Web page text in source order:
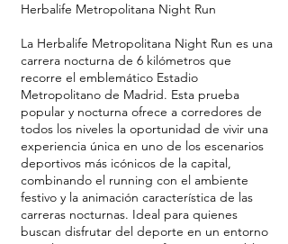
Herbalife Metropolitana Night Run
La Herbalife Metropolitana Night Run es una
carrera nocturna de 6 kilómetros que
recorre el emblemático Estadio
Metropolitano de Madrid. Esta prueba
popular y nocturna ofrece a corredores de
todos los niveles la oportunidad de vivir una
experiencia única en uno de los escenarios
deportivos más icónicos de la capital,
combinando el running con el ambiente
festivo y la animación característica de las
carreras nocturnas. Ideal para quienes
buscan disfrutar del deporte en un entorno